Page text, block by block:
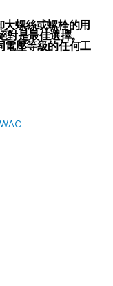
大螺絲或螺栓的用
對是最佳選擇。
壓等級的任何工
WAC